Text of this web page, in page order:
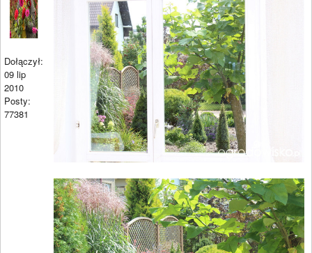
Dołączył:
09 lip
2010
Posty:
77381